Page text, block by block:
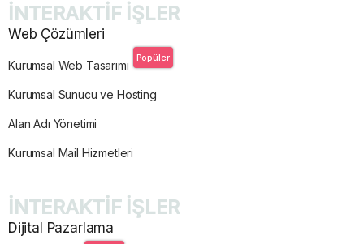
İNTERAKTİF İŞLER
Web Çözümleri
Kurumsal Web Tasarımı
Popüler
Kurumsal Sunucu ve Hosting
Alan Adı Yönetimi
Kurumsal Mail Hizmetleri
İNTERAKTİF İŞLER
Dijital Pazarlama